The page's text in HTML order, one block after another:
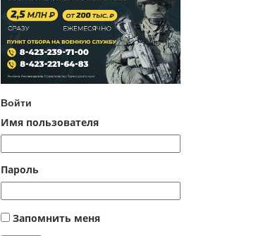
Войти
Имя пользователя
Пароль
Запомнить меня